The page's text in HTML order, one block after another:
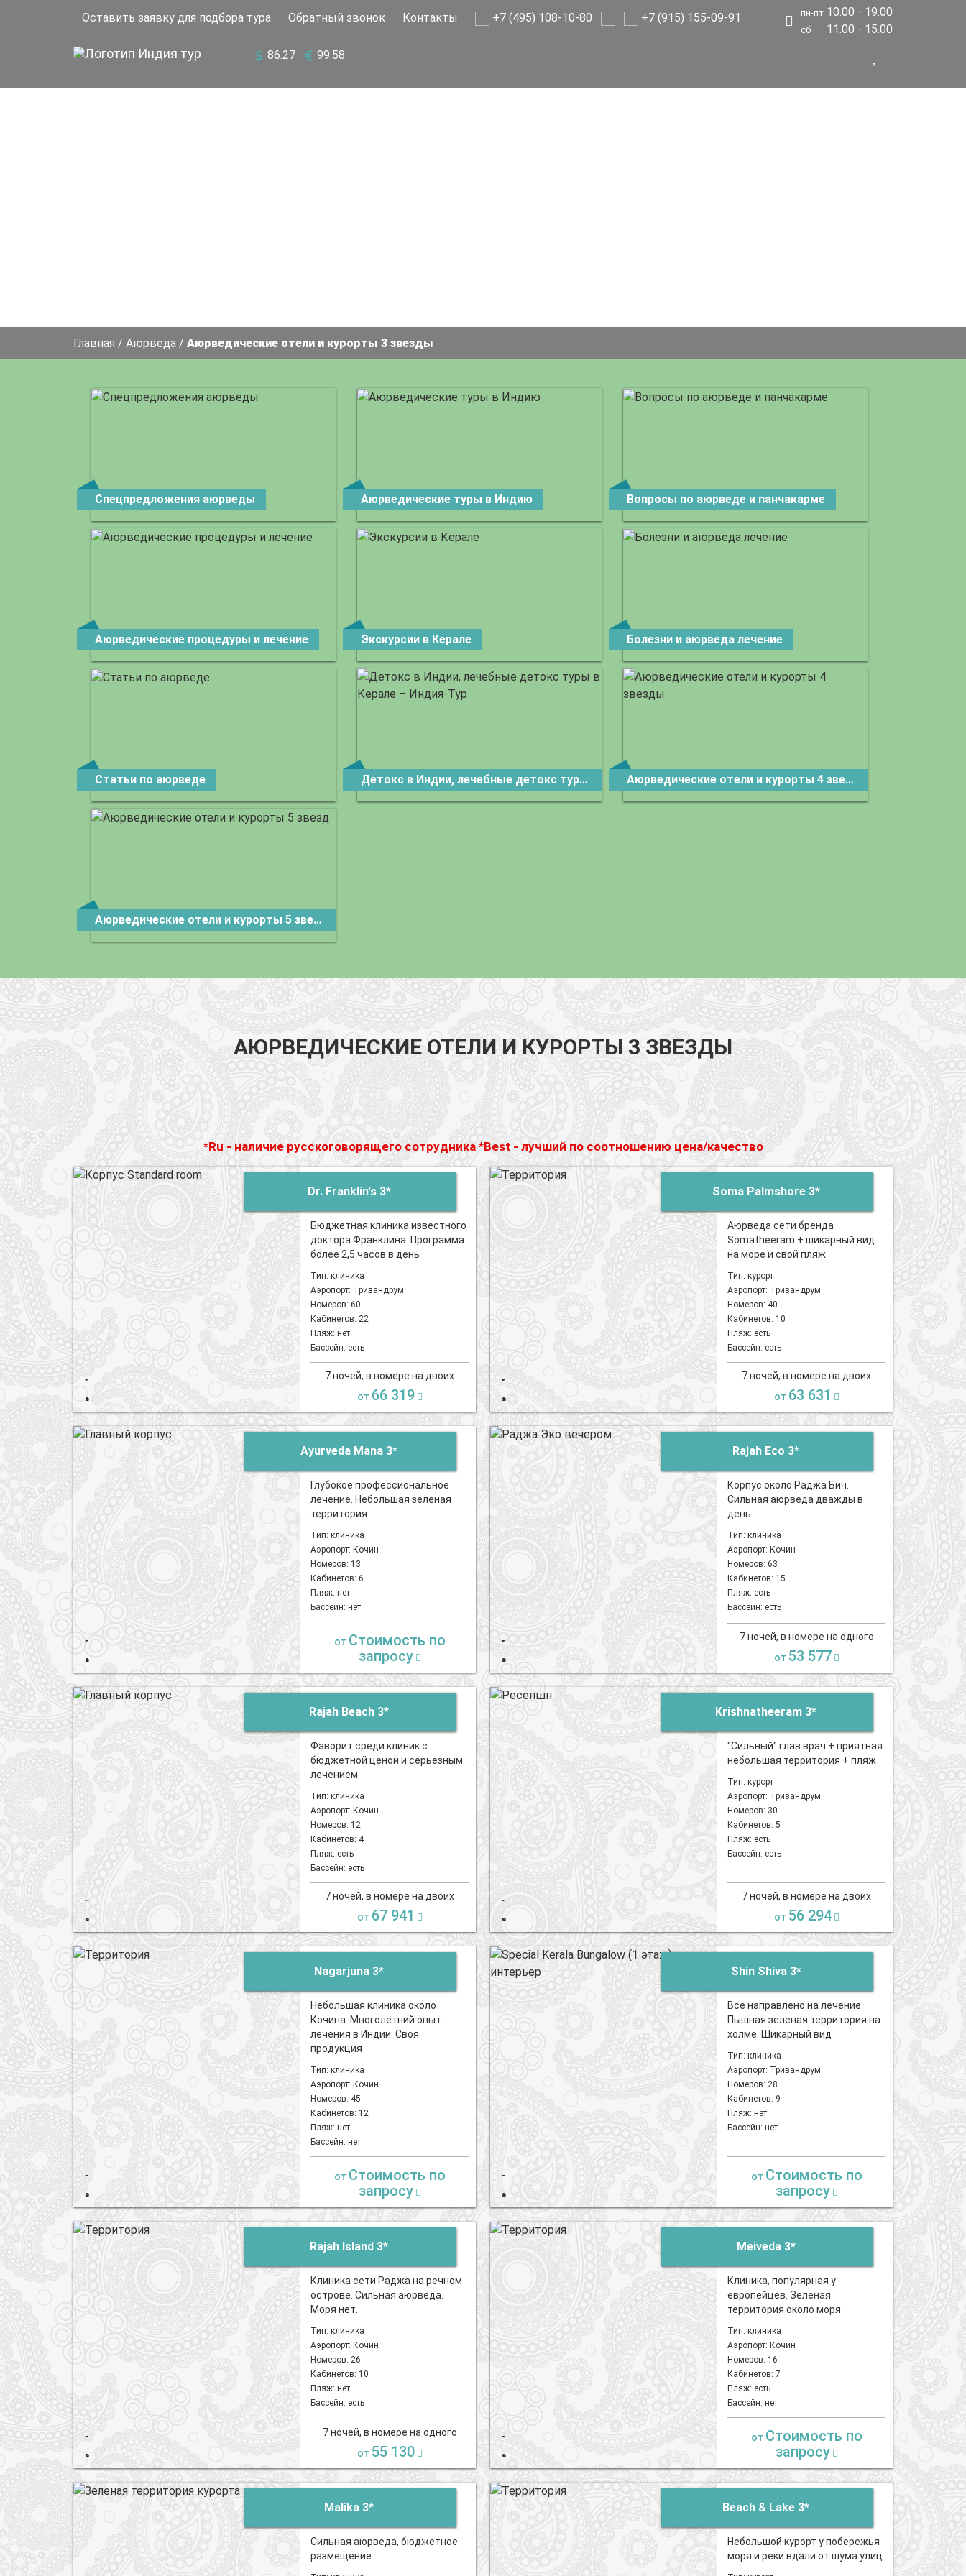
Оставить заявку для подбора тура Обратный звонок Контакты +7 (495) 108-10-80 +7 (915) 155-09-91 пн-пт 10.00 - 19.00
сб
11.00 - 15.00
86.27
99.58
Главная / Аюрведа / Аюрведические отели и курорты 3 звезды
Спецпредложения аюрведы Аюрведические туры в Индию Вопросы по аюрведе и панчакарме
Аюрведические процедуры и лечение Экскурсии в Керале Болезни и аюрведа лечение
Статьи по аюрведе Детокс в Индии, лечебные детокс туры в Керале – Индия-Тур Аюрведические отели и курорты 4 звезды
Аюрведические отели и курорты 5 звезд
АЮРВЕДИЧЕСКИЕ ОТЕЛИ И КУРОРТЫ 3 ЗВЕЗДЫ
*Ru - наличие русскоговорящего сотрудника *Best - лучший по соотношению цена/качество
Dr. Franklin's 3*
Бюджетная клиника известного
доктора Франклина. Программа
более 2,5 часов в день
Тип: клиника
Аэропорт: Тривандрум
Номеров: 60
Кабинетов: 22
Пляж: нет
Бассейн: есть
7 ночей, в номере на двоих
от 66 319
Soma Palmshore 3*
Аюрведа сети бренда
Somatheeram + шикарный вид
на море и свой пляж
Тип: курорт
Аэропорт: Тривандрум
Номеров: 40
Кабинетов: 10
Пляж: есть
Бассейн: есть
7 ночей, в номере на двоих
от 63 631
Ayurveda Mana 3*
Глубокое профессиональное
лечение. Небольшая зеленая
территория
Тип: клиника
Аэропорт: Кочин
Номеров: 13
Кабинетов: 6
Пляж: нет
Бассейн: нет
от Стоимость по
запросу
Rajah Eco 3*
Корпус около Раджа Бич.
Сильная аюрведа дважды в
день.
Тип: клиника
Аэропорт: Кочин
Номеров: 63
Кабинетов: 15
Пляж: есть
Бассейн: есть
7 ночей, в номере на одного
от 53 577
Rajah Beach 3*
Фаворит среди клиник с
бюджетной ценой и серьезным
лечением
Тип: клиника
Аэропорт: Кочин
Номеров: 12
Кабинетов: 4
Пляж: есть
Бассейн: есть
7 ночей, в номере на двоих
от 67 941
Krishnatheeram 3*
"Сильный" глав.врач + приятная
небольшая территория + пляж
Тип: курорт
Аэропорт: Тривандрум
Номеров: 30
Кабинетов: 5
Пляж: есть
Бассейн: есть
7 ночей, в номере на двоих
от 56 294
Nagarjuna 3*
Небольшая клиника около
Кочина. Многолетний опыт
лечения в Индии. Своя
продукция
Тип: клиника
Аэропорт: Кочин
Номеров: 45
Кабинетов: 12
Пляж: нет
Бассейн: нет
от Стоимость по
запросу
Shin Shiva 3*
Все направлено на лечение.
Пышная зеленая территория на
холме. Шикарный вид
Тип: клиника
Аэропорт: Тривандрум
Номеров: 28
Кабинетов: 9
Пляж: нет
Бассейн: нет
от Стоимость по
запросу
Rajah Island 3*
Клиника сети Раджа на речном
острове. Сильная аюрведа.
Моря нет.
Тип: клиника
Аэропорт: Кочин
Номеров: 26
Кабинетов: 10
Пляж: нет
Бассейн: есть
7 ночей, в номере на одного
от 55 130
Meiveda 3*
Клиника, популярная у
европейцев. Зеленая
территория около моря
Тип: клиника
Аэропорт: Кочин
Номеров: 16
Кабинетов: 7
Пляж: есть
Бассейн: нет
от Стоимость по
запросу
Malika 3*
Сильная аюрведа, бюджетное
размещение
Beach & Lake 3*
Небольшой курорт у побережья
моря и реки вдали от шума улиц